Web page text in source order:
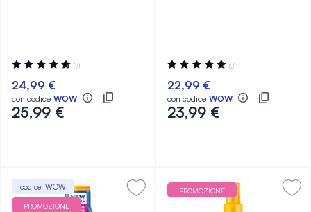
Valutazione:
100%
(7)
24,99 €
con codice WOW
25,99 €
Valutazione:
100%
(2)
22,99 €
con codice WOW
23,99 €
codice: WOW
PROMOZIONE
PROMOZIONE